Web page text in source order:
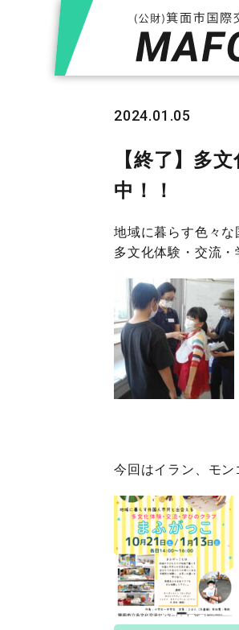
2024.01.05
【終了】多
中！！
地域に暮らす色々
多文化体験・交流・
今回はイラン、モン